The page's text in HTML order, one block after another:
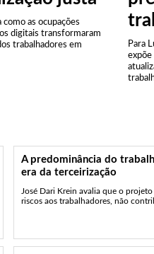
como as ocupações
digitais transformaram
trabalhadores em
Para
expõe
A predominância do
era da terceirização
José Dari Krein avalia que o
riscos aos trabalhadores, não